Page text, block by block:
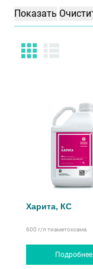
Харита, КС
600 г/л тиаметоксама
Подробнее